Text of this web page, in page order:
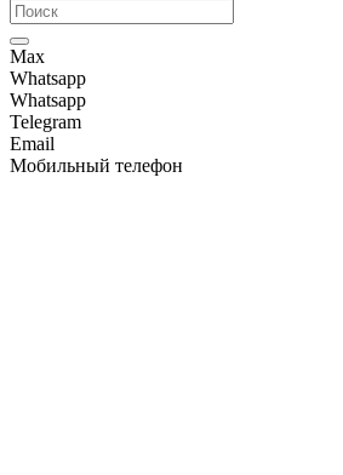
Max
Whatsapp
Whatsapp
Telegram
Email
Мобильный телефон